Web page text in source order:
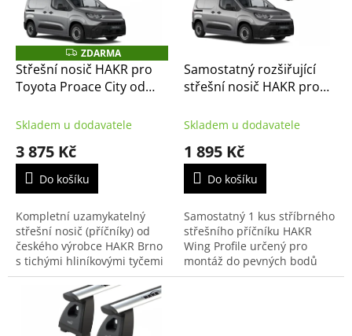
ůo
d
u
Z
D
A
R
ZDARMA
Střešní nosič HAKR pro
Toyota Proace City od
pro závit ve střeše
Skladem u dodavatele
3 875 Kč
Do košíku
Kompletní uzamykatelný
střešní nosič (příčníky) od
českého výrobce HAKR Brno
s tichými hliníkovými tyčemi
Wing Profile Black v černé
barvě. Tento set je přesně
sestaven pro...
Samostatný rozšiřující
střešní nosič HAKR pro
2019 – stříbrný Wing
střeše
Skladem u dodavatele
1 895 Kč
Do košíku
Samostatný 1 kus stříbrného
střešního příčníku HAKR
Wing Profile určený pro
montáž do pevných bodů
(závitů) ve střeše vozu